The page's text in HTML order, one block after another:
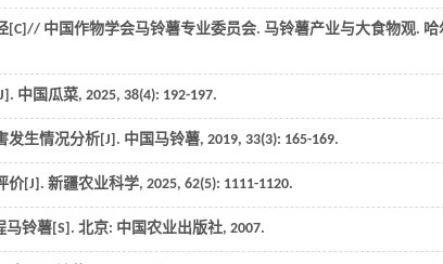
[C]// 中国作物学会马铃薯专业委员会. 马铃薯产业与大食物观. 哈
中国瓜菜, 2025, 38(4): 192-197.
发生情况分析[J]. 中国马铃薯, 2019, 33(3): 165-169.
价[J]. 新疆农业科学, 2025, 62(5): 1111-1120.
马铃薯[S]. 北京: 中国农业出版社, 2007.